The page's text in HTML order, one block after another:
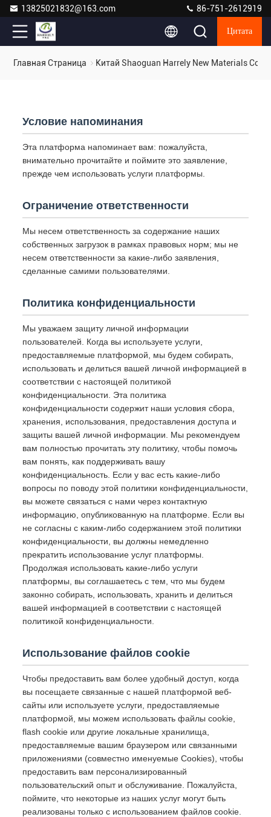
13825021832@163.com 86-751-2612919
Цитата
Главная Страница Китай Shaoguan Harrely New Materials
Условие напоминания
Эта платформа напоминает вам: пожалуйста,
внимательно прочитайте и поймите это заявление,
прежде чем использовать услуги платформы.
Ограничение ответственности
Мы несем ответственность за содержание наших
собственных загрузок в рамках правовых норм; мы не
несем ответственности за какие-либо заявления,
сделанные самими пользователями.
Политика конфиденциальности
Мы уважаем защиту личной информации
пользователей. Когда вы используете услуги,
предоставляемые платформой, мы будем собирать,
использовать и делиться вашей личной информацией в
соответствии с настоящей политикой
конфиденциальности. Эта политика
конфиденциальности содержит наши условия сбора,
хранения, использования, предоставления доступа и
защиты вашей личной информации. Мы рекомендуем
вам полностью прочитать эту политику, чтобы помочь
вам понять, как поддерживать вашу
конфиденциальность. Если у вас есть какие-либо
вопросы по поводу этой политики конфиденциальности,
вы можете связаться с нами через контактную
информацию, опубликованную на платформе. Если вы
не согласны с каким-либо содержанием этой политики
конфиденциальности, вы должны немедленно
прекратить использование услуг платформы.
Продолжая использовать какие-либо услуги
платформы, вы соглашаетесь с тем, что мы будем
законно собирать, использовать, хранить и делиться
вашей информацией в соответствии с настоящей
политикой конфиденциальности.
Использование файлов cookie
Чтобы предоставить вам более удобный доступ, когда
вы посещаете связанные с нашей платформой веб-
сайты или используете услуги, предоставляемые
платформой, мы можем использовать файлы cookie,
flash cookie или другие локальные хранилища,
предоставляемые вашим браузером или связанными
приложениями (совместно именуемые Cookies), чтобы
предоставить вам персонализированный
пользовательский опыт и обслуживание. Пожалуйста,
поймите, что некоторые из наших услуг могут быть
реализованы только с использованием файлов cookie.